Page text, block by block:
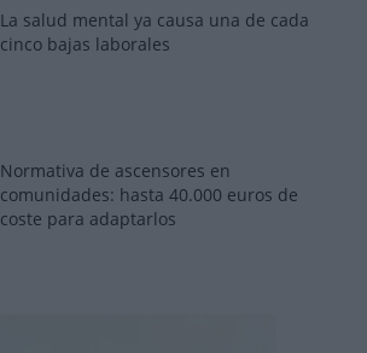
La salud mental ya causa una de cada
cinco bajas laborales
Normativa de ascensores en
comunidades: hasta 40.000 euros de
coste para adaptarlos